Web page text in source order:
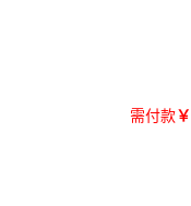
需付款￥